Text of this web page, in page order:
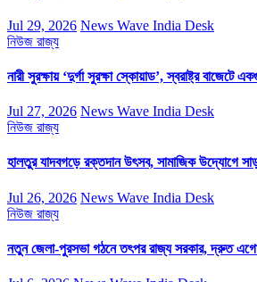
Jul 29, 2026 News Wave India Desk
নিউজ রাজ্য
নারী সুরক্ষায় ‘দুর্গা সুরক্ষা স্কোয়াড’, স্বরাষ্ট্র বাজেটে
Jul 27, 2026 News Wave India Desk
নিউজ রাজ্য
হালতুর যাদবগড়ে রক্তদান উৎসব, সামাজিক উদ্যোগে
Jul 26, 2026 News Wave India Desk
নিউজ রাজ্য
নতুন জেলা-পুরসভা গঠনে তৎপর রাজ্য সরকার, দ্রুত